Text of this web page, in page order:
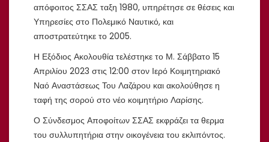
απόφοιτος ΣΣΑΣ ταξη 1980, υπηρέτησε σε θέσεις και
Υπηρεσίες στο Πολεμικό Ναυτικό, και
αποστρατεύτηκε το 2005.
Η Εξόδιος Ακολουθία τελέστηκε το Μ. Σάββατο 15
Απριλίου 2023 στις 12:00 στον Ιερό Κοιμητηριακό
Ναό Αναστάσεως Του Λαζάρου και ακολούθησε η
ταφή της σορού στο νέο κοιμητήριο Λαρίσης.
Ο Σύνδεσμος Αποφοίτων ΣΣΑΣ εκφράζει τα θερμα
του συλλυπητήρια στην οικογένεια του εκλιπόντος.